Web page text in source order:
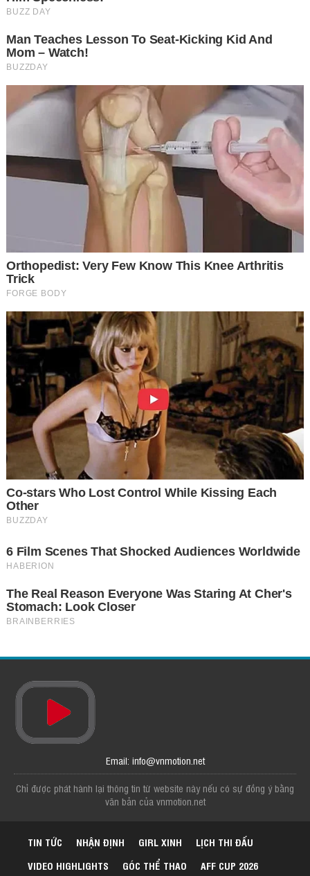
Email: info@vnmotion.net
Chỉ được phát hành lại thông tin từ website này nếu có sự đồng ý bằng
văn bản của vnmotion.net
TIN TỨC NHẬN ĐỊNH GIRL XINH
LỊCH THI ĐẤU
VIDEO HIGHLIGHTS
GÓC THỂ THAO AFF CUP 2026